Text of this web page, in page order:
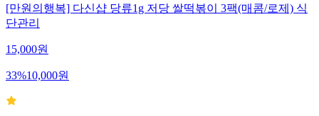
[만원의행복] 다신샵 당류1g 저당 쌀떡볶이 3팩(매콤/로제) 식
단관리
15,000원
33%10,000원